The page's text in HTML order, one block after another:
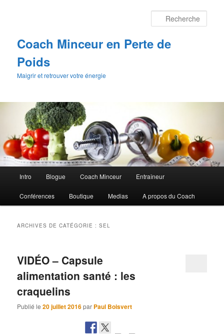
Coach Minceur en Perte de
Poids
Maigrir et retrouver votre énergie
principal
Intro Blogue Coach Minceur Entraîneur
Conférences Boutique Medias A propos du Coach
ARCHIVES DE CATÉGORIE :SEL
VIDÉO – Capsule
alimentation santé : les
craquelins
Publié le20 juillet 2016par Paul Boisvert